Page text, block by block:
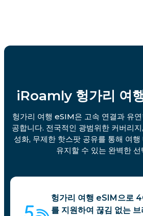
iRoamly 헝가리 여
헝가리 여행 eSIM은 고속 연결과 유
공합니다. 전국적인 광범위한 커버리
성화, 무제한 핫스팟 공유를 통해 여
유지할 수 있는 완벽한 선
헝가리 여행 eSIM으로
를 지원하여 끊김 없는